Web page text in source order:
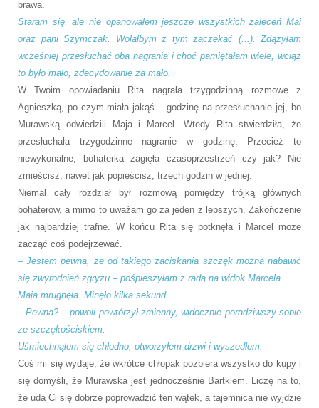
brawa.
Staram się, ale nie opanowałem jeszcze wszystkich zaleceń Mai
oraz pani Szymczak. Wolałbym z tym zaczekać (...).
Zdążyłam
wcześniej przesłuchać oba nagrania i choć pamiętałam wiele, wciąż
to było mało, zdecydowanie za mało.
W Twoim opowiadaniu Rita nagrała trzygodzinną rozmowę z
Agnieszką, po czym miała jakąś... godzinę na przesłuchanie jej, bo
Murawską odwiedzili Maja i Marcel. Wtedy Rita stwierdziła, że
przesłuchała trzygodzinne nagranie w godzinę. Przecież to
niewykonalne, bohaterka zagięła czasoprzestrzeń czy jak? Nie
zmieścisz, nawet jak popieścisz, trzech godzin w jednej.
Niemal cały rozdział był rozmową pomiędzy trójką głównych
bohaterów, a mimo to uważam go za jeden z lepszych. Zakończenie
jak najbardziej trafne. W końcu Rita się potknęła i Marcel może
zacząć coś podejrzewać.
– Jestem pewna, że od takiego zaciskania szczęk można nabawić
się zwyrodnień zgryzu – pośpieszyłam z radą na widok Marcela.
Maja mrugnęła. Minęło kilka sekund.
– Pewna? – powoli powtórzył zmienny, widocznie poradziwszy sobie
ze szczękościskiem.
Uśmiechnąłem się chłodno, otworzyłem drzwi i wyszedłem.
Coś mi się wydaje, że wkrótce chłopak pozbiera wszystko do kupy i
się domyśli, że Murawska jest jednocześnie Bartkiem. Liczę na to,
że uda Ci się dobrze poprowadzić ten wątek, a tajemnica nie wyjdzie